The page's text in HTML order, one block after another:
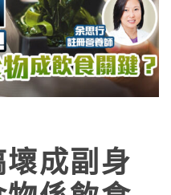
成副身